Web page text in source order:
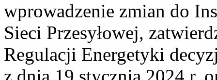
wprowadzenie zmian do
Sieci Przesyłowej,
Regulacji Energetyki